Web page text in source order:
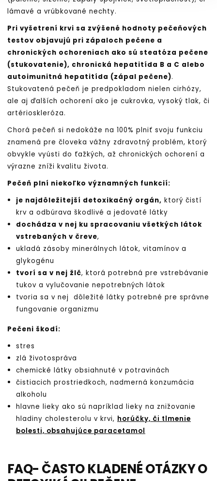
lámavé a vrúbkované nechty.
Pri vyšetrení krvi sa zvýšené hodnoty pečeňových
testov objavujú pri zápaloch pečene a
chronických ochoreniach ako sú steatóza pečene
(stukovatenie), chronická hepatitída B a C alebo
autoimunitná hepatitída (zápal pečene).
Stukovatená pečeň je predpokladom nielen cirhózy,
ale aj ďalších ochorení ako je cukrovka, vysoký tlak, či
artérioskleróza.
Chorá pečeň si nedokáže na 100% plniť svoju funkciu
znamená pre človeka vážny zdravotný problém, ktorý
obvykle vyústi do ťažkých, až chronických ochorení a
výrazne zníži kvalitu života.
Pečeň plní niekoľko významných funkcií:
je najdôležitejší detoxikačný orgán, ktorý čistí
krv a odbúrava škodlivé a jedovaté látky
dochádza v nej ku spracovaniu všetkých látok
vstrebaných v čreve,
ukladá zásoby minerálnych látok, vitamínov a
glykogénu
tvorí sa v nej žlč, ktorá potrebná pre vstrebávanie
tukov a vylučovanie nepotrebných látok
tvoria sa v nej dôležité látky potrebné pre správne
fungovanie organizmu
Pečeni škodí:
stres
zlá životospráva
chemické látky obsiahnuté v potravinách
čistiacich prostriedkoch, nadmerná konzumácia
alkoholu
hlavne lieky ako sú napríklad lieky na znižovanie
hladiny cholesterolu v krvi, horúčky, či tlmenie
bolesti, obsahujúce paracetamol
FAQ- ČASTO KLADENÉ OTÁZKY O